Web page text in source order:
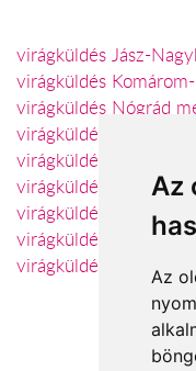
Az
Az
virágküldés Jász-
virágküldés
virágküldés Nógrád
virágküldés Szabolcs-
virágküldés Somogy
virágküldés Tolna
virágküldés Vas megye
virágküldés Veszprém
virágküldés Zala